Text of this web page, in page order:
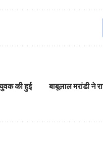
की हुई
बाबूलाल मरांडी ने